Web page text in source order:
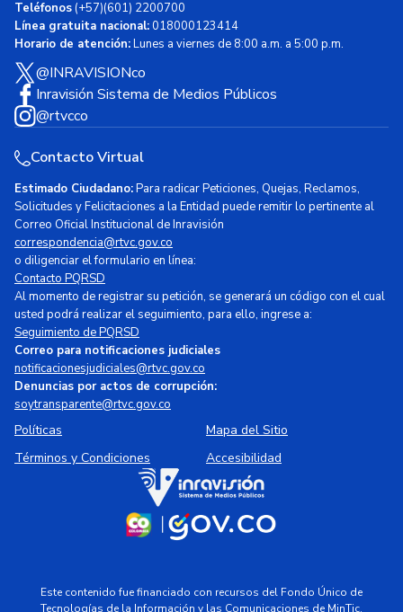
Teléfonos(+57)(601) 2200700
Línea gratuita nacional:018000123414
Horario de atención:Lunes a viernes de 8:00 a.m. a 5:00 p.m.
@INRAVISIONco
Inravisión Sistema de Medios Públicos
@rtvcco
Contacto Virtual
Estimado Ciudadano:Para radicar Peticiones, Quejas, Reclamos,
Solicitudes y Felicitaciones a la Entidad puede remitir lo pertinente al
Correo Oficial Institucional de Inravisión
correspondencia@rtvc.gov.co
o diligenciar el formulario en línea:
Contacto PQRSD
Al momento de registrar su petición, se generará un código con el cual
usted podrá realizar el seguimiento, para ello, ingrese a:
Seguimiento de PQRSD
Correo para notificaciones judiciales
notificacionesjudiciales@rtvc.gov.co
Denuncias por actos de corrupción:
soytransparente@rtvc.gov.co
Políticas
Mapa del Sitio
Términos y Condiciones
Accesibilidad
Este contenido fue financiado con recursos del Fondo Único de
Tecnologías de la Información y las Comunicaciones de MinTic.